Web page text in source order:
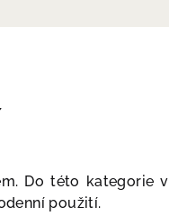
Do této kategorie
použití.